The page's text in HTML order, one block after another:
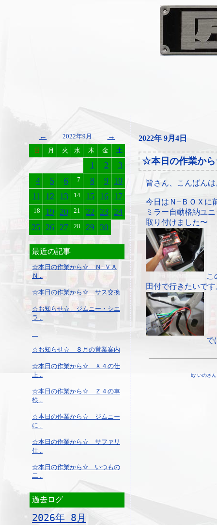
← 2022年9月 →
日 月 火 水 木 金 土
1 2
3
4
5 6 7 8 9 10
11
12 13 14 15 16 17
18 19 20 21 22 23 24
25 26 27 28 29 30
最近の記事
☆本日の作業から☆ Ｎ−ＶＡ
Ｎ ..
☆本日の作業から☆ サス交換
☆お知らせ☆ ジムニー・シエ
ラ ..
☆お知らせ☆ ８月の営業案内
☆本日の作業から☆ Ｘ４の仕
上 ..
☆本日の作業から☆ Ｚ４の車
検 ..
☆本日の作業から☆ ジムニー
に ..
☆本日の作業から☆ サファリ
仕 ..
☆本日の作業から☆ いつもの
二 ..
過去ログ
2026年 8月
2022年 9月4日
☆本日の作業か
皆さん、こんばんは
今日はＮ−ＢＯＸに
ミラー自動格納ユ
取り付けました〜
こ
田付で行きたいで
で
by いのさん